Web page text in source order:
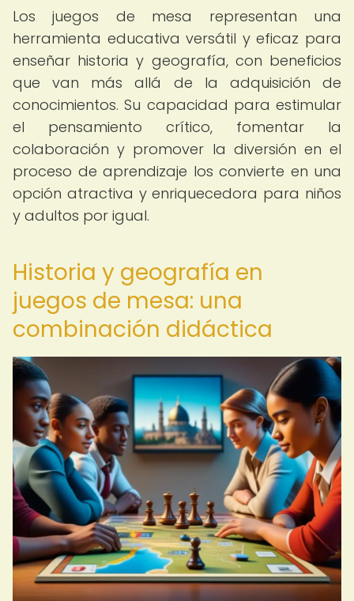
Los juegos de mesa representan una
herramienta educativa versátil y eficaz para
enseñar historia y geografía, con beneficios
que van más allá de la adquisición de
conocimientos. Su capacidad para estimular
el pensamiento crítico, fomentar la
colaboración y promover la diversión en el
proceso de aprendizaje los convierte en una
opción atractiva y enriquecedora para niños
y adultos por igual.
Historia y geografía en
juegos de mesa: una
combinación didáctica